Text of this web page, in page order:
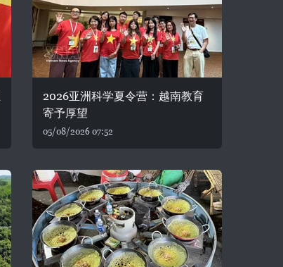
2026亚洲科学夏令营：越南教育
寄予厚望
05/08/2026 07:52